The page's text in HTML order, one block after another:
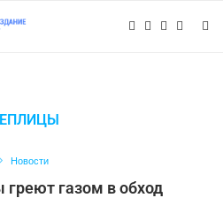
Новости
греют газом в обход